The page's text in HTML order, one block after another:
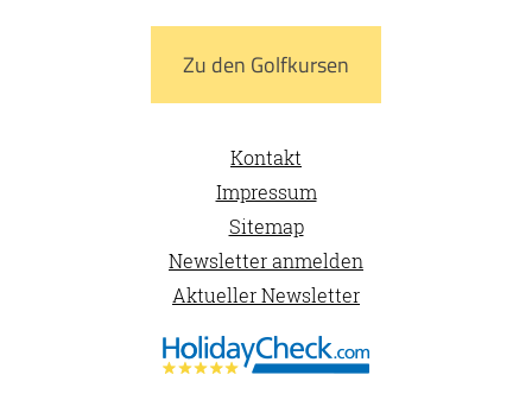
Zu den Golfkursen
Kontakt
Impressum
Sitemap
Newsletter anmelden
Aktueller Newsletter